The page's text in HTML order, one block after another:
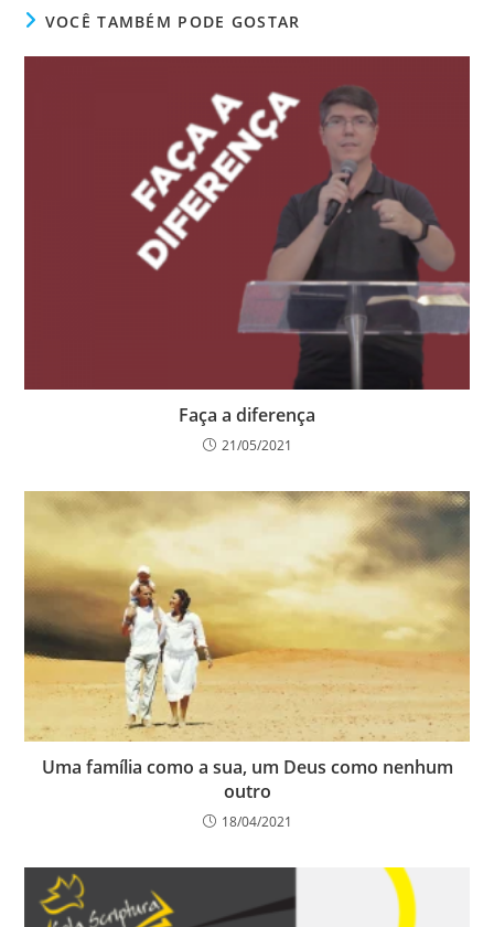
VOCÊ TAMBÉM PODE GOSTAR
Faça a diferença
21/05/2021
Uma família como a sua, um Deus como nenhum
outro
18/04/2021